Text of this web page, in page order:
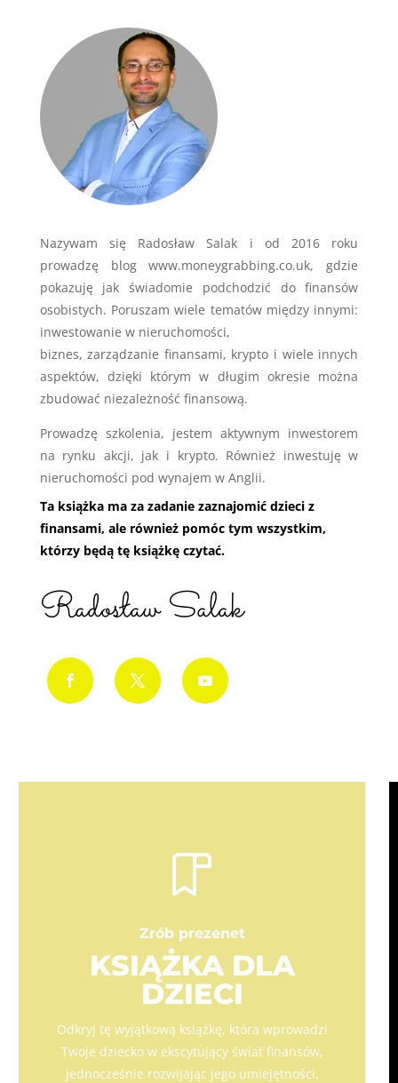
Nazywam się Radosław Salak i od 2016 roku
prowadzę blog www.moneygrabbing.co.uk, gdzie
pokazuję jak świadomie podchodzić do finansów
osobistych. Poruszam wiele tematów między innymi:
inwestowanie w nieruchomości,
biznes, zarządzanie finansami, krypto i wiele innych
aspektów, dzięki którym w długim okresie można
zbudować niezależność finansową.
Prowadzę szkolenia, jestem aktywnym inwestorem
na rynku akcji, jak i krypto. Również inwestuję w
nieruchomości pod wynajem w Anglii.
Ta książka ma za zadanie zaznajomić dzieci z
finansami, ale również pomóc tym wszystkim,
którzy będą tę książkę czytać.
Radosław Salak
Zrób prezenet
KSIĄŻKA DLA
DZIECI
Odkryj tę wyjątkową książkę, która wprowadzi
Twoje dziecko w ekscytujący świat finansów,
jednocześnie rozwijając jego umiejętności,